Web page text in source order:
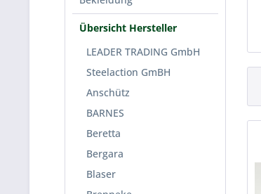
Übersicht Hersteller
LEADER TRADING GmbH
Steelaction GmBH
Anschütz
BARNES
Beretta
Bergara
Blaser